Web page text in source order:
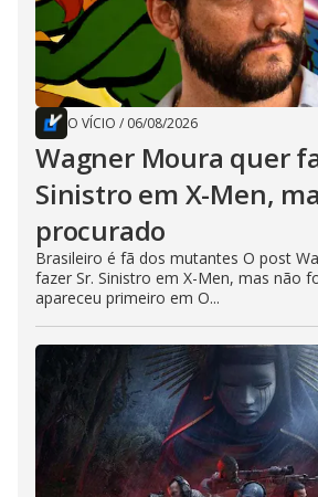
O VÍCIO / 06/08/2026
Wagner Moura quer
Sinistro em X-Men,
procurado
Brasileiro é fã dos mutantes O post
fazer Sr. Sinistro em X-Men, mas não
apareceu primeiro em O...